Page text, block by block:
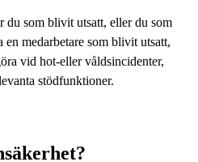
du som blivit utsatt, eller du som
en medarbetare som blivit utsatt,
vid hot-eller våldsincidenter,
stödfunktioner.